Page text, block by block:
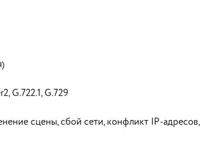
G.722.1, G.729
сцены, сбой сети, конфликт IP-адресов,